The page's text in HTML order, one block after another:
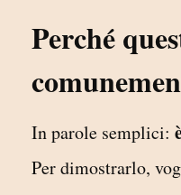
Perché
In parole semplici:
Per dimostrarlo,